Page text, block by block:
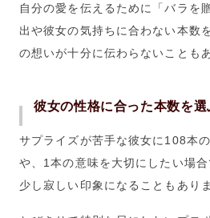
自分の愛を伝えるために「バラを
出や彼女の気持ちに合わない本数
の想いが十分に伝わらないことも
彼女の性格に合った本数を選
サプライズが苦手な彼女に108本
や、1本の意味を大切にしたい場
少し寂しい印象になることもありま